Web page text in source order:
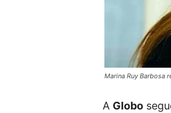
Marina Ruy Barbosa
A Globo